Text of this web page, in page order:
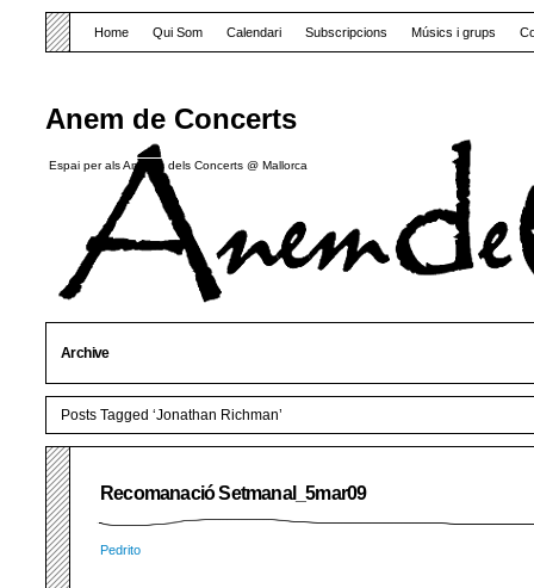
Anem de Concerts
Espai per als Amants dels Concerts @ Mallorca
Home Qui Som Calendari Subscripcions Músics i grups
Archive
Posts Tagged ‘Jonathan Richman’
Recomanació Setmanal_5mar09
Pedrito